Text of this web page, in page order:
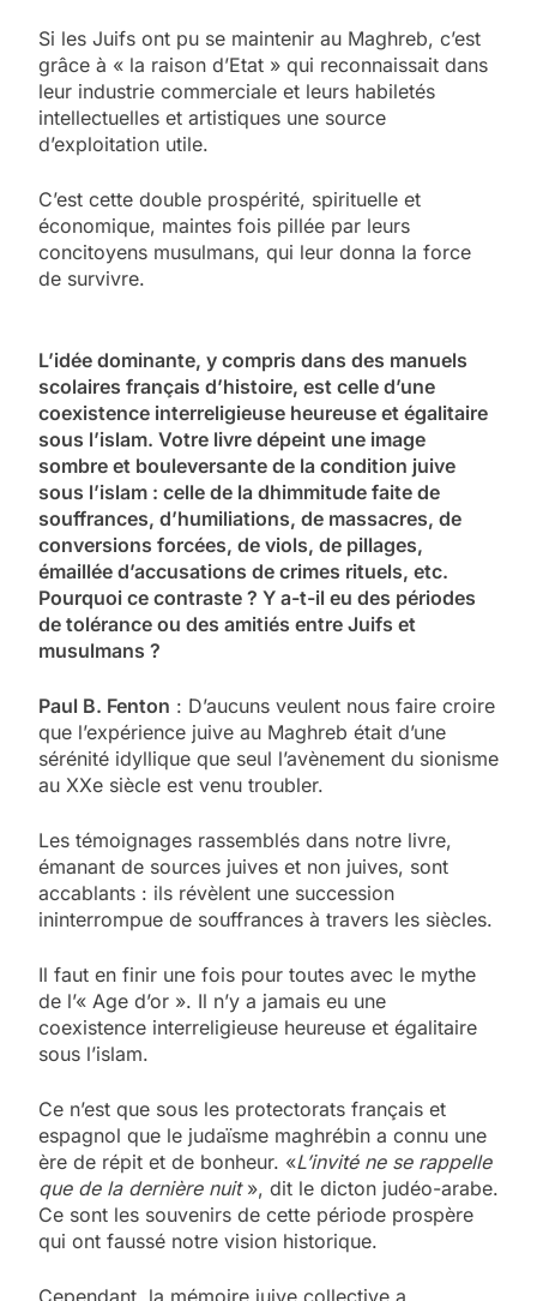
Si les Juifs ont pu se maintenir au Maghreb, c’est
grâce à « la raison d’Etat » qui reconnaissait dans
leur industrie commerciale et leurs habiletés
intellectuelles et artistiques une source
d’exploitation utile.
C’est cette double prospérité, spirituelle et
économique, maintes fois pillée par leurs
concitoyens musulmans, qui leur donna la force
de survivre.
L’idée dominante, y compris dans des manuels
scolaires français d’histoire, est celle d’une
coexistence interreligieuse heureuse et égalitaire
sous l’islam. Votre livre dépeint une image
sombre et bouleversante de la condition juive
sous l’islam : celle de la dhimmitude faite de
souffrances, d’humiliations, de massacres, de
conversions forcées, de viols, de pillages,
émaillée d’accusations de crimes rituels, etc.
Pourquoi ce contraste ? Y a-t-il eu des périodes
de tolérance ou des amitiés entre Juifs et
musulmans ?
Paul B. Fenton : D’aucuns veulent nous faire croire
que l’expérience juive au Maghreb était d’une
sérénité idyllique que seul l’avènement du sionisme
au XXe siècle est venu troubler.
Les témoignages rassemblés dans notre livre,
émanant de sources juives et non juives, sont
accablants : ils révèlent une succession
ininterrompue de souffrances à travers les siècles.
Il faut en finir une fois pour toutes avec le mythe
de l’« Age d’or ». Il n’y a jamais eu une
coexistence interreligieuse heureuse et égalitaire
sous l’islam.
Ce n’est que sous les protectorats français et
espagnol que le judaïsme maghrébin a connu une
ère de répit et de bonheur. «L’invité ne se rappelle
que de la dernière nuit », dit le dicton judéo-arabe.
Ce sont les souvenirs de cette période prospère
qui ont faussé notre vision historique.
Cependant, la mémoire juive collective a